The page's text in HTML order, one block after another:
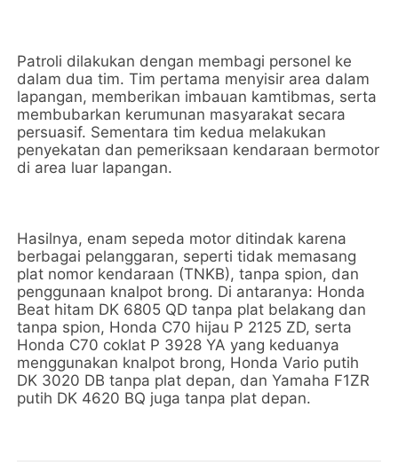
Patroli dilakukan dengan membagi personel ke
dalam dua tim. Tim pertama menyisir area dalam
lapangan, memberikan imbauan kamtibmas, serta
membubarkan kerumunan masyarakat secara
persuasif. Sementara tim kedua melakukan
penyekatan dan pemeriksaan kendaraan bermotor
di area luar lapangan.
Hasilnya, enam sepeda motor ditindak karena
berbagai pelanggaran, seperti tidak memasang
plat nomor kendaraan (TNKB), tanpa spion, dan
penggunaan knalpot brong. Di antaranya: Honda
Beat hitam DK 6805 QD tanpa plat belakang dan
tanpa spion, Honda C70 hijau P 2125 ZD, serta
Honda C70 coklat P 3928 YA yang keduanya
menggunakan knalpot brong, Honda Vario putih
DK 3020 DB tanpa plat depan, dan Yamaha F1ZR
putih DK 4620 BQ juga tanpa plat depan.